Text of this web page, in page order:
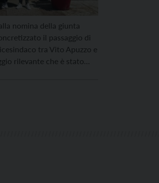
nomina della giunta
il passaggio di
tra Vito Apuzzo e
rilevante che è stato